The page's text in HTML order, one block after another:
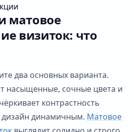
матовое
визиток: что
два основных варианта.
насыщенные, сочные цвета и
контрастность
дизайн динамичным. Матовое